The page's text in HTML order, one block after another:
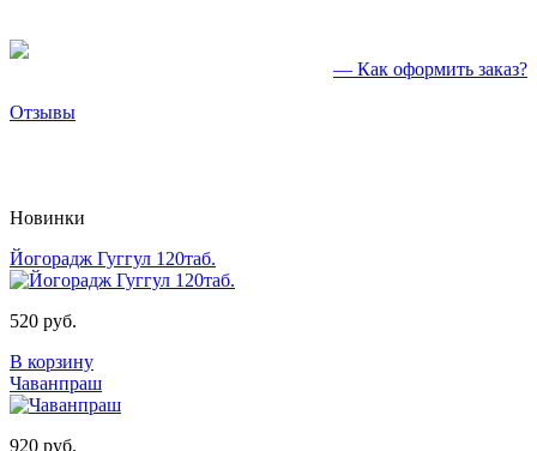
— Как оформить заказ?
Отзывы
Новинки
Йогорадж Гуггул 120таб.
520 руб.
В корзину
Чаванпраш
920 руб.